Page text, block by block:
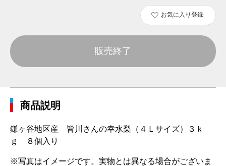
お気に入り登録
販売終了
商品説明
鎌ヶ谷地区産 皆川さんの幸水梨（４Ｌサイズ）３ｋ
ｇ ８個入り
※写真はイメージです。実物とは異なる場合がございま